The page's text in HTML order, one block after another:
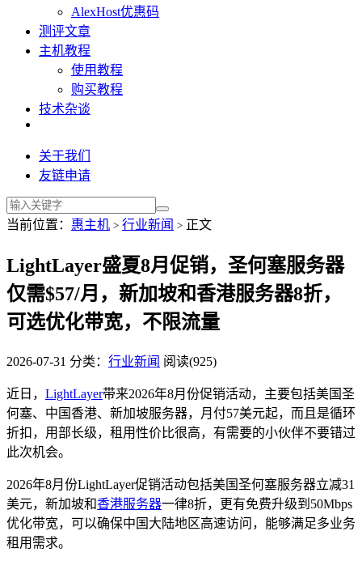
AlexHost优惠码
测评文章
主机教程
使用教程
购买教程
技术杂谈
关于我们
友链申请
当前位置： 惠主机 > 行业新闻 > 正文
LightLayer盛夏8月促销，圣何塞服务器
仅需$57/月，新加坡和香港服务器8折，
可选优化带宽，不限流量
2026-07-31 分类： 行业新闻 阅读(925)
近日， LightLayer带来2026年8月份促销活动，主要包括美国圣
何塞、中国香港、新加坡服务器，月付57美元起，而且是循环
折扣，用部长级，租用性价比很高，有需要的小伙伴不要错过
此次机会。
2026年8月份LightLayer促销活动包括美国圣何塞服务器立减31
美元，新加坡和香港服务器一律8折，更有免费升级到50Mbps
优化带宽，可以确保中国大陆地区高速访问，能够满足多业务
租用需求。